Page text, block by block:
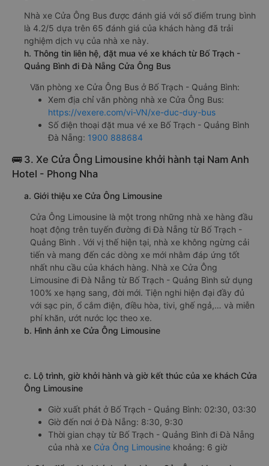
Nhà xe Cửa Ông Bus được đánh giá với số điểm trung bình
là 4.2/5 dựa trên 65 đánh giá của khách hàng đã trải
nghiệm dịch vụ của nhà xe này.
h. Thông tin liên hệ, đặt mua vé xe khách từ Bố Trạch -
Quảng Bình đi Đà Nẵng Cửa Ông Bus
Văn phòng xe Cửa Ông Bus ở Bố Trạch - Quảng Bình:
Xem địa chỉ văn phòng nhà xe Cửa Ông Bus:
https://vexere.com/vi-VN/xe-duc-duy-bus
Số điện thoại đặt mua vé xe Bố Trạch - Quảng Bình
Đà Nẵng: 1900 888684
🚌 3. Xe Cửa Ông Limousine khởi hành tại Nam Anh
Hotel - Phong Nha
a. Giới thiệu xe Cửa Ông Limousine
Cửa Ông Limousine là một trong những nhà xe hàng đầu
hoạt động trên tuyến đường đi Đà Nẵng từ Bố Trạch -
Quảng Bình . Với vị thế hiện tại, nhà xe không ngừng cải
tiến và mang đến các dòng xe mới nhằm đáp ứng tốt
nhất nhu cầu của khách hàng. Nhà xe Cửa Ông
Limousine đi Đà Nẵng từ Bố Trạch - Quảng Bình sử dụng
100% xe hạng sang, đời mới. Tiện nghi hiện đại đầy đủ
với sạc pin, ổ cắm điện, điều hòa, tivi, ghế ngả,… và miễn
phí khăn, ướt nước lọc theo xe.
b. Hình ảnh xe Cửa Ông Limousine
c. Lộ trình, giờ khởi hành và giờ kết thúc của xe khách Cửa
Ông Limousine
Giờ xuất phát ở Bố Trạch - Quảng Bình: 02:30, 03:30
Giờ đến nơi ở Đà Nẵng: 8:30, 9:30
Thời gian chạy từ Bố Trạch - Quảng Bình đi Đà Nẵng
của nhà xe Cửa Ông Limousine khoảng: 6 giờ